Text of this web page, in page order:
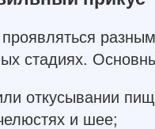
стадиях.
откусывании
и шее;